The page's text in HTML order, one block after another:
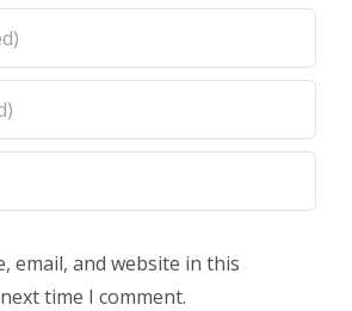
email, and website in this
time I comment.